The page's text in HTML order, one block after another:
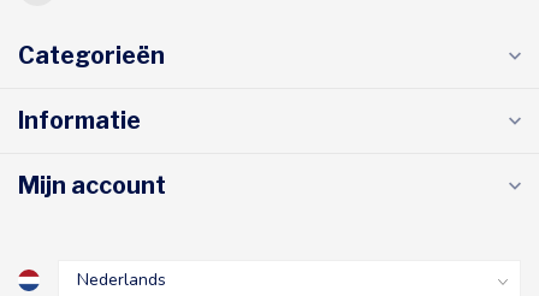
Categorieën
Informatie
Mijn account